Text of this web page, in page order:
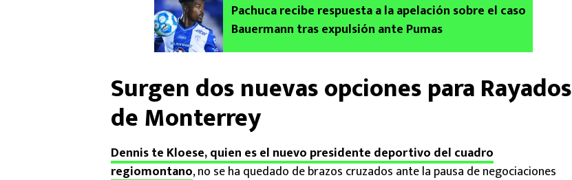
Pachuca recibe respuesta a la apelación sobre el caso
Bauermann tras expulsión ante Pumas
Surgen dos nuevas opciones para Rayados
de Monterrey
Dennis te Kloese, quien es el nuevo presidente deportivo del cuadro
regiomontano, no se ha quedado de brazos cruzados ante la pausa de negociaciones